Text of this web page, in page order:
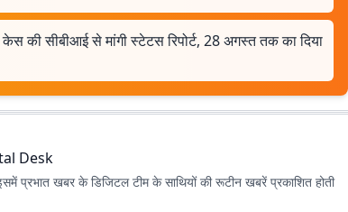
की सीबीआई से मांगी स्टेटस रिपोर्ट, 28 अगस्त तक का दिया
Desk
प्रभात खबर के डिजिटल टीम के साथियों की रूटीन खबरें प्रकाशित होती